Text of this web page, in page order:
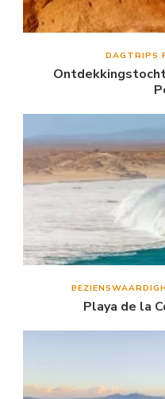
DAGTRIPS
Playa de la